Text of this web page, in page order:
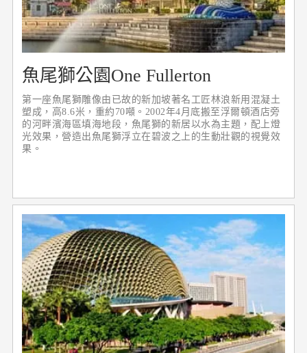
魚尾獅公園One Fullerton
第一座魚尾獅雕像由已故的新加坡著名工匠林浪新用混凝土
塑成，高8.6米，重約70噸。2002年4月底搬至浮爾頓酒店旁
的河畔濱海區填海地段，魚尾獅的新居以水為主題，配上燈
光效果，營造出魚尾獅浮立在碧波之上的生動壯觀的視覺效
果。